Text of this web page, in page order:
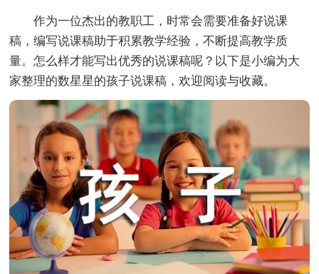
作为一位杰出的教职工，时常会需要准备好说课
稿，编写说课稿助于积累教学经验，不断提高教学质
量。怎么样才能写出优秀的说课稿呢？以下是小编为大
家整理的数星星的孩子说课稿，欢迎阅读与收藏。